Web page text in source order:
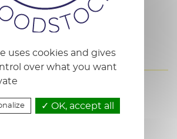
uses cookies and gives
over what you want
OK, accept all